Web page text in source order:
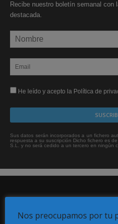
Recibe nuestro boletín semanal con
destacada.
He leído y acepto la Política de
Sus datos serán incorporados a un fichero
respuesta a su suscripción Dicho fichero es
S.L. y no será cedido a un tercero en ningún
Nos preocupamos por tu